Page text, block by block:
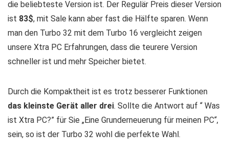
die beliebteste Version ist. Der Regulär Preis dieser Version
ist 83$, mit Sale kann aber fast die Hälfte sparen. Wenn
man den Turbo 32 mit dem Turbo 16 vergleicht zeigen
unsere Xtra PC Erfahrungen, dass die teurere Version
schneller ist und mehr Speicher bietet.
Durch die Kompaktheit ist es trotz besserer Funktionen
das kleinste Gerät aller drei. Sollte die Antwort auf “ Was
ist Xtra PC?” für Sie „Eine Grunderneuerung für meinen PC“,
sein, so ist der Turbo 32 wohl die perfekte Wahl.